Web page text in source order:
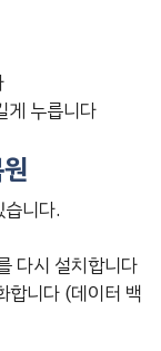
게 누릅니다
니다.
다시 설치합니다
합니다 (데이터 백